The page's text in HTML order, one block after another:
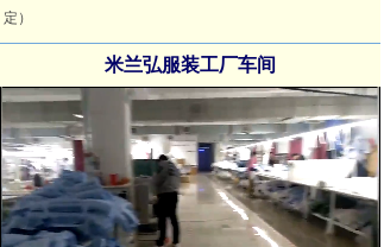
定）
米兰弘服装工厂车间